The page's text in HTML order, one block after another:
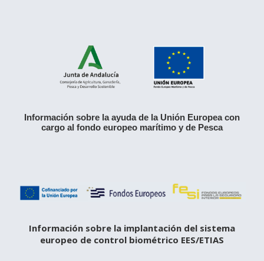
Información sobre la ayuda de la Unión Europea con
cargo al fondo europeo marítimo y de Pesca
Información sobre la implantación del sistema
europeo de control biométrico EES/ETIAS